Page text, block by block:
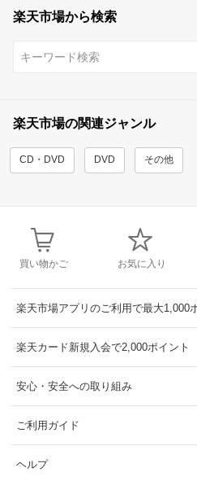
楽天市場から検索
楽天市場の関連ジャンル
CD・DVD DVD その他
買い物かご お気に入り
楽天市場アプリのご利用で最大1,000
楽天カード新規入会で2,000ポイント
安心・安全への取り組み
ご利用ガイド
ヘルプ